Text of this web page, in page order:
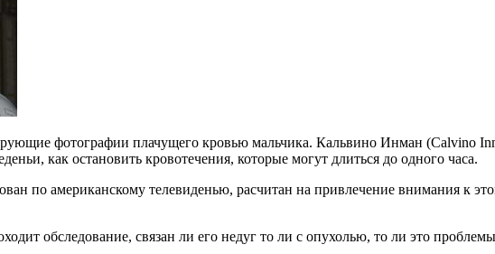
фотографии плачущего кровью мальчика. Кальвино Инман (Calvino
как остановить кровотечения, которые могут длиться до одного часа.
по американскому телевиденью, расчитан на привлечение внимания к
обследование, связан ли его недуг то ли с опухолью, то ли это